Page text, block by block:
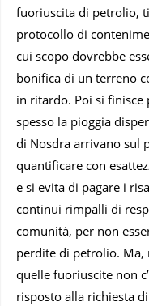
fuoriuscita di petrolio,
protocollo di
cui scopo dovrebbe
bonifica di un terreno
in ritardo. Poi si finisce
spesso la pioggia
di Nosdra arrivano sul
quantificare con
e si evita di pagare i
continui rimpalli di
comunità, per non
perdite di petrolio. Ma,
quelle fuoriuscite non
risposto alla richiesta